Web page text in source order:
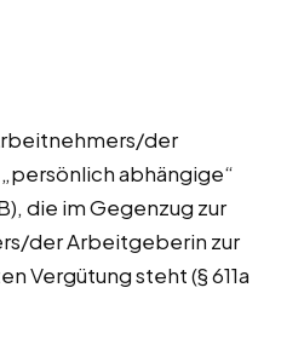
der
abhängige“
die im Gegenzug zur
der Arbeitgeberin zur
Vergütung steht (§ 611a